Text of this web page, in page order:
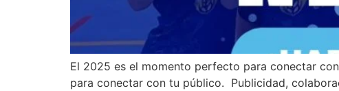
El 2025 es el momento perfecto para conectar
para conectar con tu público. Publicidad,